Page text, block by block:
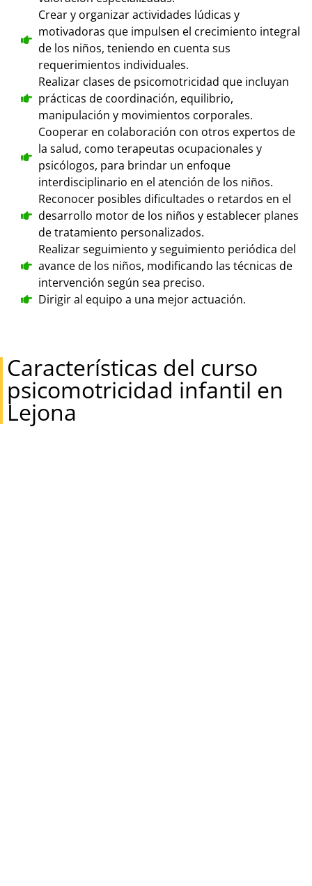
Crear y organizar actividades lúdicas y
motivadoras que impulsen el crecimiento integral
de los niños, teniendo en cuenta sus
requerimientos individuales.
Realizar clases de psicomotricidad que incluyan
prácticas de coordinación, equilibrio,
manipulación y movimientos corporales.
Cooperar en colaboración con otros expertos de
la salud, como terapeutas ocupacionales y
psicólogos, para brindar un enfoque
interdisciplinario en el atención de los niños.
Reconocer posibles dificultades o retardos en el
desarrollo motor de los niños y establecer planes
de tratamiento personalizados.
Realizar seguimiento y seguimiento periódica del
avance de los niños, modificando las técnicas de
intervención según sea preciso.
Dirigir al equipo a una mejor actuación.
Características del curso
psicomotricidad infantil en
Lejona